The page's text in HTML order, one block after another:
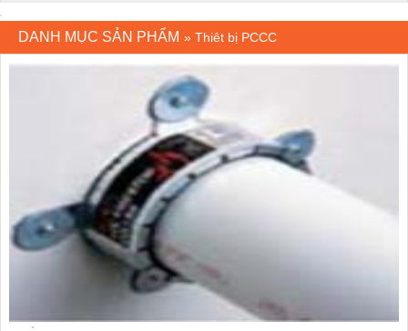
DANH MỤC SẢN PHẨM » Thiêt bị PCCC